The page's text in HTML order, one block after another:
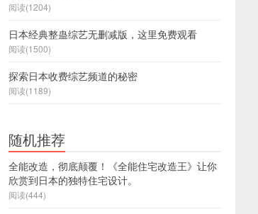
阅读(1204)
日本经典整蛊综艺无删减版，这里免费观看
阅读(1500)
探索日本收费综艺频道的秘密
阅读(1189)
随机推荐
全能改造，彻底颠覆！《全能住宅改造王》让你
欣赏到日本的独特住宅设计。
阅读(444)